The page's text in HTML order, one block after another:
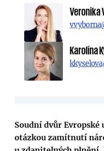
Veronika
Karolína
Soudní dvůr Evropské
otázkou zamítnutí